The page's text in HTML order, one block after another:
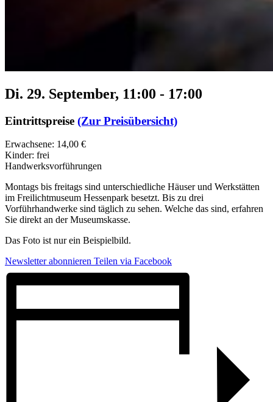
Di. 29. September, 11:00 - 17:00
Eintrittspreise (Zur Preisübersicht)
Erwachsene: 14,00 €
Kinder: frei
Handwerksvorführungen
Montags bis freitags sind unterschiedliche Häuser und Werkstätten
im Freilichtmuseum Hessenpark besetzt. Bis zu drei
Vorführhandwerke sind täglich zu sehen. Welche das sind, erfahren
Sie direkt an der Museumskasse.
Das Foto ist nur ein Beispielbild.
Newsletter abonnieren Teilen via Facebook